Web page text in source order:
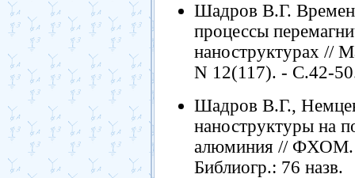
Шадров В.Г.
процессы
наноструктурах //
N 12(117). - С.42-
Шадров В.Г.,
наноструктуры на
алюминия // ФХОМ.
Библиогр.: 76 назв.